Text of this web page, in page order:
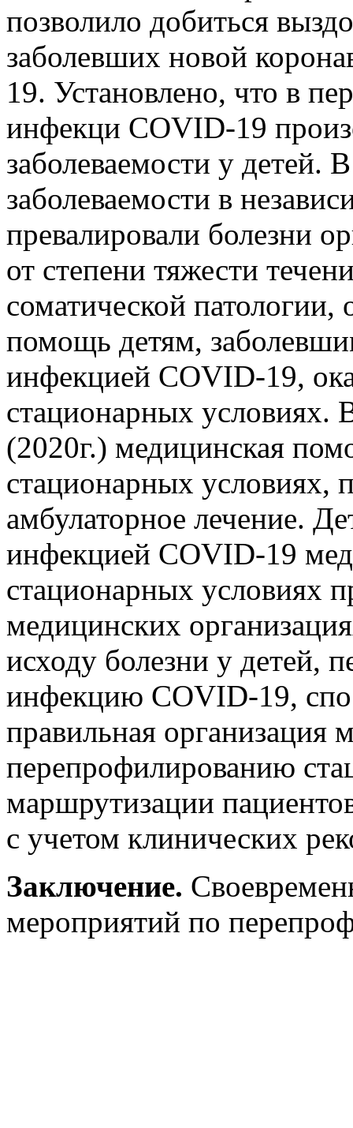
позволило добиться
заболевших новой
19. Установлено, что в
инфекци COVID-19
заболеваемости у детей.
заболеваемости в
превалировали болезни
от степени тяжести
соматической патологии,
помощь детям,
инфекцией COVID-19,
стационарных условиях.
(2020г.) медицинская
стационарных условиях,
амбулаторное лечение.
инфекцией COVID-19
стационарных условиях
медицинских
исходу болезни у детей,
инфекцию COVID-19,
правильная организация
перепрофилированию
маршрутизации
с учетом клинических
Заключение.
мероприятий по